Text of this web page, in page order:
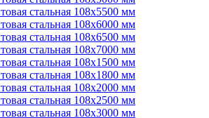
стальная 108х5500 мм
стальная 108х6000 мм
стальная 108х6500 мм
стальная 108х7000 мм
стальная 108х1500 мм
стальная 108х1800 мм
стальная 108х2000 мм
стальная 108х2500 мм
стальная 108х3000 мм